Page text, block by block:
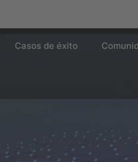
Casos de éxito